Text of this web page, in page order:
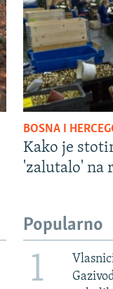
BOSNA I
Kako je
'zalutalo' na
Popularno
1